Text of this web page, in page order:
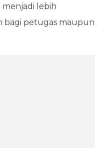
lebih
bagi petugas maupun